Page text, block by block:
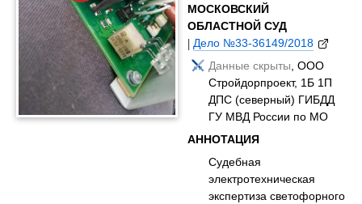
МОСКОВСКИЙ
ОБЛАСТНОЙ СУД
|Дело №33-36149/2018
Данные скрыты, ООО
Стройдорпроект, 1Б 1П
ДПС (северный) ГИБДД
ГУ МВД России по МО
АННОТАЦИЯ
Судебная
электротехническая
экспертиза светофорного